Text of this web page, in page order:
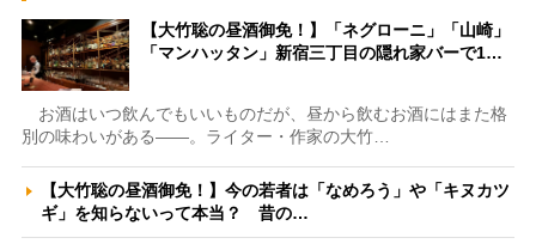
【大竹聡の昼酒御免！】「ネグローニ」「山崎」
「マンハッタン」新宿三丁目の隠れ家バーで1…
お酒はいつ飲んでもいいものだが、昼から飲むお酒にはまた格
別の味わいがある――。ライター・作家の大竹…
【大竹聡の昼酒御免！】今の若者は「なめろう」や「キヌカツ
ギ」を知らないって本当？ 昔の…